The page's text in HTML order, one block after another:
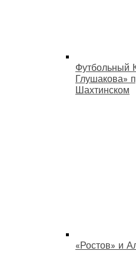
Футбольный
Глушакова»
Шахтинском
«Ростов» и